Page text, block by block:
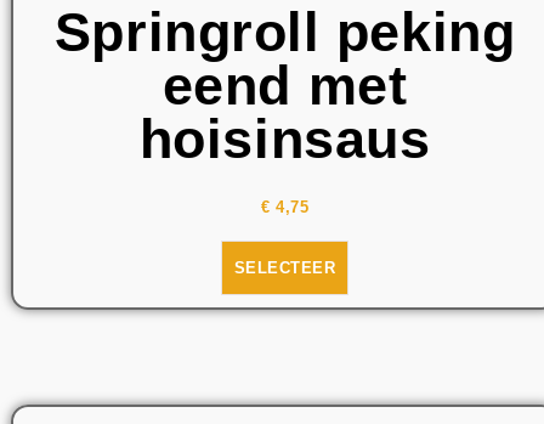
Springroll peking
eend met
hoisinsaus
€ 4,75
SELECTEER